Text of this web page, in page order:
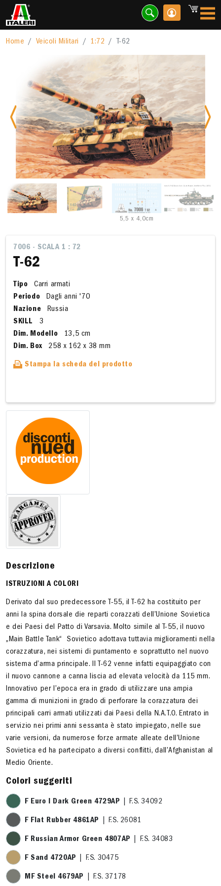
Home Veicoli Militari 1:72 T-62
Previous
5,5 x 4,0cm
7006 - SCALA 1 : 72
T-62
Tipo
Carri armati
Periodo
Dagli anni '70
Nazione
Russia
SKILL
3
Dim. Modello
13,5 cm
Dim. Box
258 x 162 x 38 mm
Stampa la scheda del prodotto
Descrizione
ISTRUZIONI A COLORI
Derivato dal suo predecessore T-55, il T-62 ha costituito per
anni la spina dorsale die reparti corazzati dell’Unione Sovietica
e dei Paesi del Patto di Varsavia. Molto simile al T-55, il nuovo
„Main Battle Tank“ Sovietico adottava tuttavia miglioramenti nella
corazzatura, nei sistemi di puntamento e soprattutto nel nuovo
sistema d’arma principale. Il T-62 venne infatti equipaggiato con
il nuovo cannone a canna liscia ad elevata velocità da 115 mm.
Innovativo per l’epoca era in grado di utilizzare una ampia
gamma di munizioni in grado di perforare la corazzatura dei
principali carri armati utilizzati dai Paesi della N.A.T.O. Entrato in
servizio nei primi anni sessanta è stato impiegato, nelle sue
varie versioni, da numerose forze armate alleate dell’Unione
Sovietica ed ha partecipato a diversi conflitti, dall’Afghanistan al
Medio Oriente.
Colori suggeriti
F Euro I Dark Green 4729AP | F.S. 34092
F Flat Rubber 4861AP | F.S. 26081
F Russian Armor Green 4807AP | F.S. 34083
F Sand 4720AP | F.S. 30475
MF Steel 4679AP | F.S. 37178